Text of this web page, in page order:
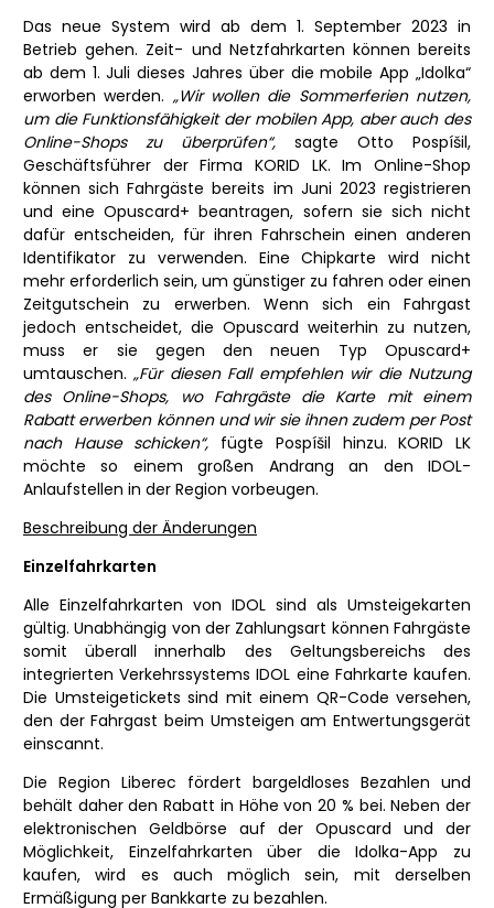
Das neue System wird ab dem 1. September 2023 in
Betrieb gehen. Zeit- und Netzfahrkarten können bereits
ab dem 1. Juli dieses Jahres über die mobile App „Idolka“
erworben werden. „Wir wollen die Sommerferien nutzen,
um die Funktionsfähigkeit der mobilen App, aber auch des
Online-Shops zu überprüfen“, sagte Otto Pospíšil,
Geschäftsführer der Firma KORID LK. Im Online-Shop
können sich Fahrgäste bereits im Juni 2023 registrieren
und eine Opuscard+ beantragen, sofern sie sich nicht
dafür entscheiden, für ihren Fahrschein einen anderen
Identifikator zu verwenden. Eine Chipkarte wird nicht
mehr erforderlich sein, um günstiger zu fahren oder einen
Zeitgutschein zu erwerben. Wenn sich ein Fahrgast
jedoch entscheidet, die Opuscard weiterhin zu nutzen,
muss er sie gegen den neuen Typ Opuscard+
umtauschen.„Für diesen Fall empfehlen wir die Nutzung
des Online-Shops, wo Fahrgäste die Karte mit einem
Rabatt erwerben können und wir sie ihnen zudem per Post
nach Hause schicken“, fügte Pospíšil hinzu. KORID LK
möchte so einem großen Andrang an den IDOL-
Anlaufstellen in der Region vorbeugen.
Beschreibung der Änderungen
Einzelfahrkarten
Alle Einzelfahrkarten von IDOL sind als Umsteigekarten
gültig. Unabhängig von der Zahlungsart können Fahrgäste
somit überall innerhalb des Geltungsbereichs des
integrierten Verkehrssystems IDOL eine Fahrkarte kaufen.
Die Umsteigetickets sind mit einem QR-Code versehen,
den der Fahrgast beim Umsteigen am Entwertungsgerät
einscannt.
Die Region Liberec fördert bargeldloses Bezahlen und
behält daher den Rabatt in Höhe von 20 % bei. Neben der
elektronischen Geldbörse auf der Opuscard und der
Möglichkeit, Einzelfahrkarten über die Idolka-App zu
kaufen, wird es auch möglich sein, mit derselben
Ermäßigung per Bankkarte zu bezahlen.